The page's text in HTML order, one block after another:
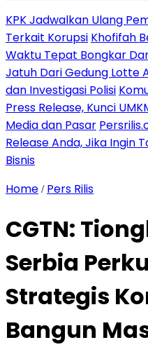
KPK Jadwalkan Ulang
Terkait Korupsi Khofifah
Waktu Tepat Bongkar
Jatuh Dari Gedung Lotte
dan Investigasi Polisi
Press Release, Kunci
Media dan Pasar
Release Anda, Jika Ingin
Bisnis
Home / Pers Rilis
CGTN:
Serbia
Strategis
Bangun